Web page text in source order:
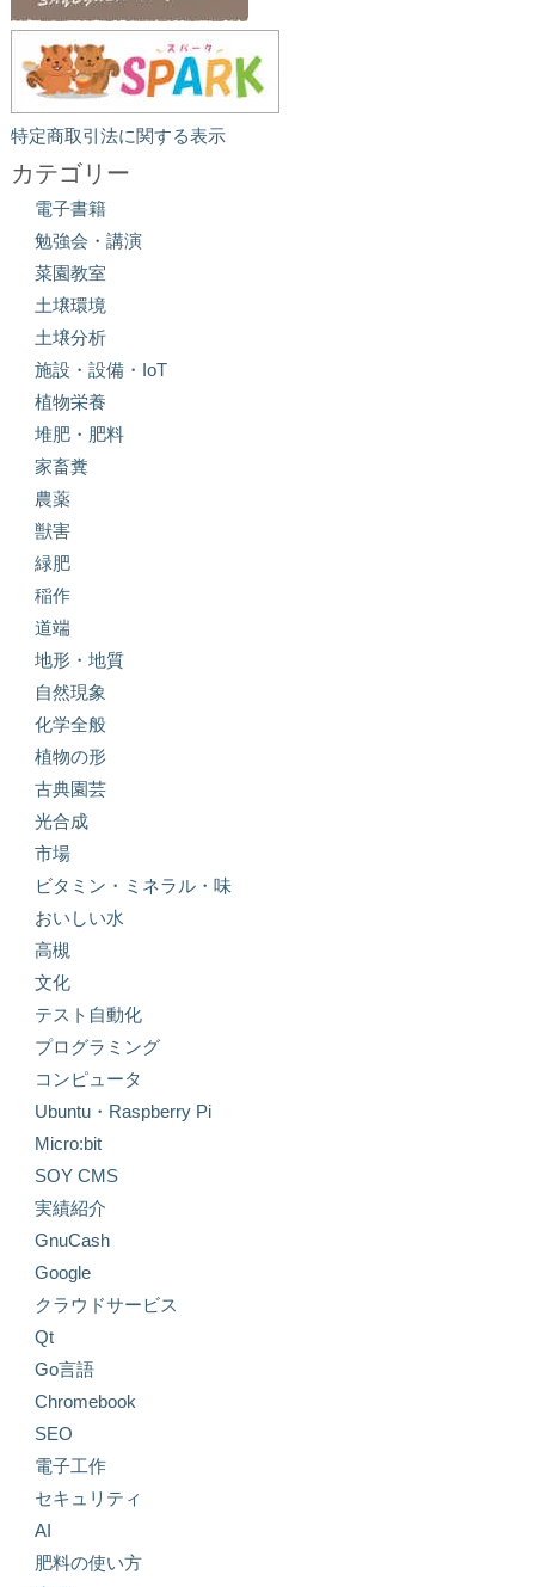
特定商取引法に関する表示
カテゴリー
電子書籍
勉強会・講演
菜園教室
土壌環境
土壌分析
施設・設備・IoT
植物栄養
堆肥・肥料
家畜糞
農薬
獣害
緑肥
稲作
道端
地形・地質
自然現象
化学全般
植物の形
古典園芸
光合成
市場
ビタミン・ミネラル・味
おいしい水
高槻
文化
テスト自動化
プログラミング
コンピュータ
Ubuntu・Raspberry Pi
Micro:bit
SOY CMS
実績紹介
GnuCash
Google
クラウドサービス
Qt
Go言語
Chromebook
SEO
電子工作
セキュリティ
AI
肥料の使い方